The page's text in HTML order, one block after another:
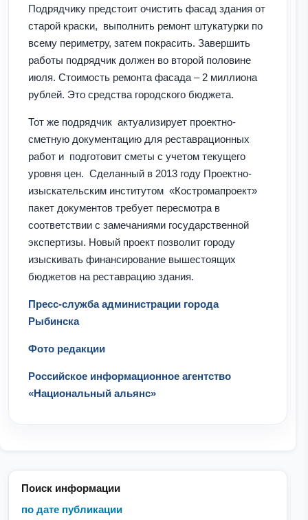
Поиск информации
по дате публикации
Подрядчику предстоит очистить фасад здания от
старой краски, выполнить ремонт штукатурки по
всему периметру, затем покрасить. Завершить
работы подрядчик должен во второй половине
июля. Стоимость ремонта фасада – 2 миллиона
рублей. Это средства городского бюджета.
Тот же подрядчик актуализирует проектно-
сметную документацию для реставрационных
работ и подготовит сметы с учетом текущего
уровня цен. Сделанный в 2013 году Проектно-
изыскательским институтом «Костромапроект»
пакет документов требует пересмотра в
соответствии с замечаниями государственной
экспертизы. Новый проект позволит городу
изыскивать финансирование вышестоящих
бюджетов на реставрацию здания.
Пресс-служба администрации города
Рыбинска
Фото редакции
Российское информационное агентство
«Национальный альянс»